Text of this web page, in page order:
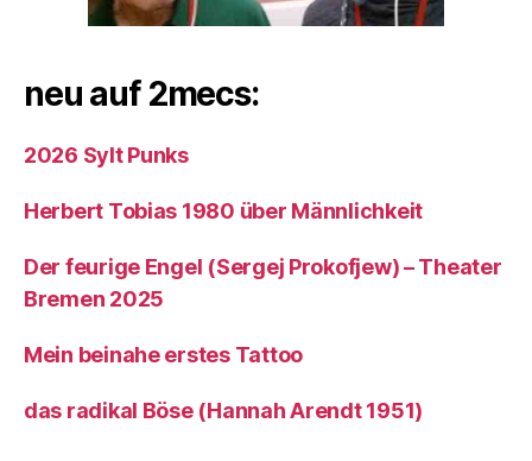
neu auf 2mecs:
2026 Sylt Punks
Herbert Tobias 1980 über Männlichkeit
Der feurige Engel (Sergej Prokofjew) – Theater
Bremen 2025
Mein beinahe erstes Tattoo
das radikal Böse (Hannah Arendt 1951)